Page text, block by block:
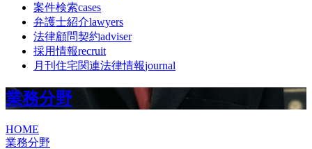
案件検索cases
弁護士紹介lawyers
法律顧問契約adviser
採用情報recruit
月刊住宅関連法律情報journal
業務分野
HOME
業務分野